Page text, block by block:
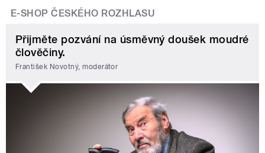
E-SHOP ČESKÉHO ROZHLASU
Přijměte pozvání na úsměvný doušek moudré
člověčiny.
František Novotný, moderátor